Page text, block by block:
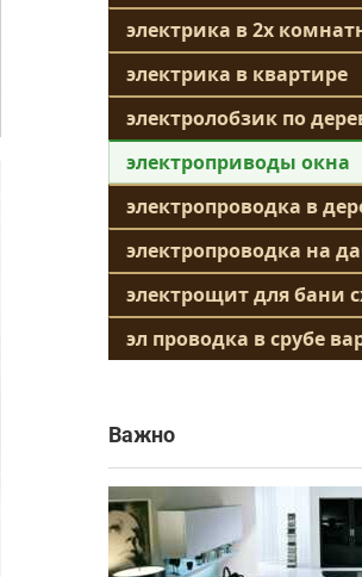
электрика в 2х
электрика в квартире
электролобзик по
электроприводы окна
электропроводка в
электропроводка на
электрощит для бани
эл проводка в срубе
Важно